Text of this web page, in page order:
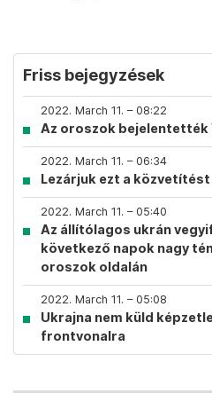
Friss bejegyzések
2022. March 11. – 08:22
Az oroszok bejelentették
2022. March 11. – 06:34
Lezárjuk ezt a közvetítést
2022. March 11. – 05:40
Az állítólagos ukrán
következő napok nagy
oroszok oldalán
2022. March 11. – 05:08
Ukrajna nem küld
frontvonalra